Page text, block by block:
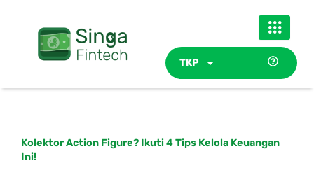
TKP
Kolektor Action Figure? Ikuti 4 Tips Kelola Keuangan
Ini!